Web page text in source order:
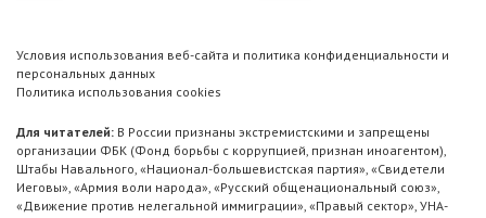
Условия использования веб-сайта и политика конфиденциальности и
персональных данных
Политика использования cookies
Для читателей: В России признаны экстремистскими и запрещены
организации ФБК (Фонд борьбы с коррупцией, признан иноагентом),
Штабы Навального, «Национал-большевистская партия», «Свидетели
Иеговы», «Армия воли народа», «Русский общенациональный союз»,
«Движение против нелегальной иммиграции», «Правый сектор», УНА-